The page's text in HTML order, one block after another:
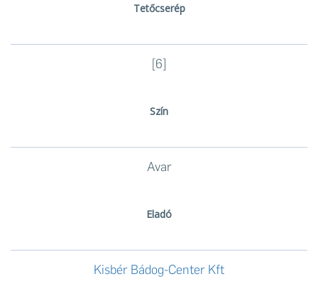
Tetőcserép
[6]
Szín
Avar
Eladó
Kisbér Bádog-Center Kft